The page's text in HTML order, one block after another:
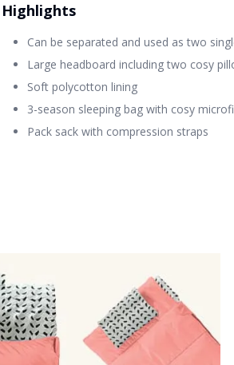
Highlights
Can be separated and used as two
Large headboard including two cosy
Soft polycotton lining
3-season sleeping bag with cosy
Pack sack with compression straps